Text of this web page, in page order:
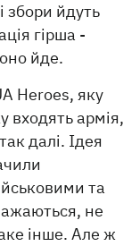
збори йдуть
гірша -
йде.
Heroes, яку
входять армія,
далі. Ідея
та
не
інше. Але ж